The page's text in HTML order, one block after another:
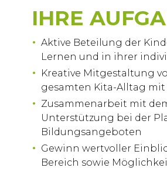
IHRE
Aktive Beteilung der
Lernen und in ihrer
Kreative Mitgestaltung
gesamten Kita-Alltag
Zusammenarbeit mit
Unterstützung bei der
Bildungsangeboten
Gewinn wertvoller
Bereich sowie